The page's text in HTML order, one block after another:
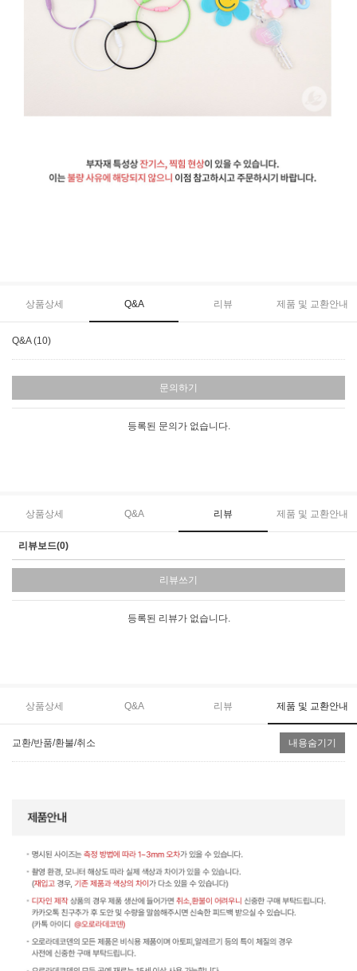
상품상세 Q&A 리뷰 제품 및 교환안내
Q&A (10)
문의하기
등록된 문의가 없습니다.
상품상세 Q&A 리뷰 제품 및 교환안내
리뷰보드(0)
리뷰쓰기
등록된 리뷰가 없습니다.
상품상세 Q&A 리뷰 제품 및 교환안내
교환/반품/환불/취소 내용숨기기